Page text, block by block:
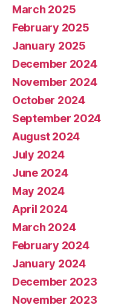
March 2025
February 2025
January 2025
December 2024
November 2024
October 2024
September 2024
August 2024
July 2024
June 2024
May 2024
April 2024
March 2024
February 2024
January 2024
December 2023
November 2023